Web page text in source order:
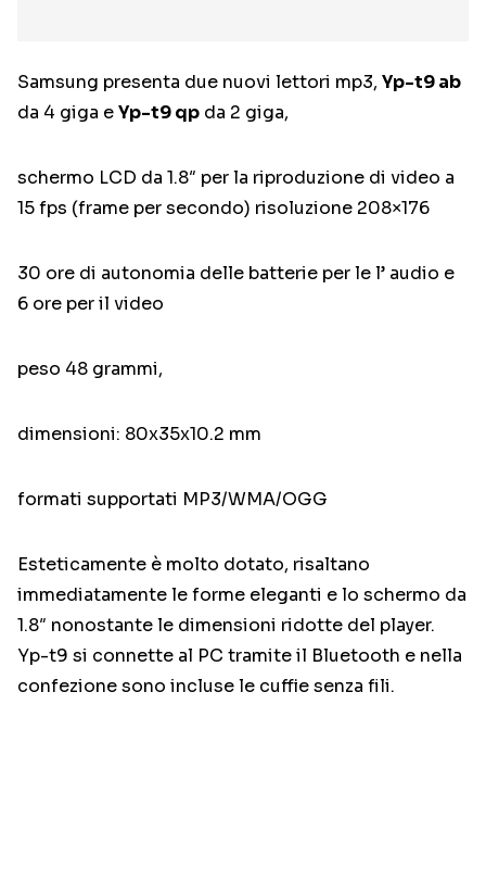
Samsung presenta due nuovi lettori mp3, Yp-t9 ab
da 4 giga eYp-t9 qp da 2 giga,
schermo LCD da 1.8″ per la riproduzione di video a
15 fps (frame per secondo) risoluzione 208×176
30 ore di autonomia delle batterie per le l’ audio e
6 ore per il video
peso 48 grammi,
dimensioni: 80x35x10.2 mm
formati supportati MP3/WMA/OGG
Esteticamente è molto dotato, risaltano
immediatamente le forme eleganti e lo schermo da
1.8″ nonostante le dimensioni ridotte del player.
Yp-t9 si connette al PC tramite il Bluetooth e nella
confezione sono incluse le cuffie senza fili.